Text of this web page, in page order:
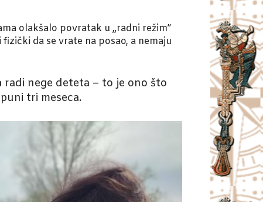
olakšalo povratak u „radni režim”
da se vrate na posao, a nemaju
radi nege deteta – to je ono što
tri meseca.